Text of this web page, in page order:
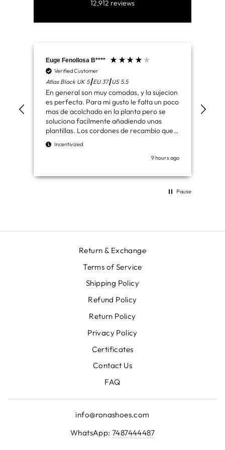
12,912 reviews
Euge Fenollosa B****
Verified Customer
Atlas Black UK 5┃EU 37┃US 5.5
En general son muy comodas, y la sujecion
es perfecta. Para mi gusto le falta un poco
mas de acolchado en la planta pero se
soluciona facilmente añadiendo unas
plantillas. Los cordones de recambio que
vienen son de agradecer. Muy buenas
botas
Incentivized
9 hours ago
Pause
Return & Exchange
Terms of Service
Shipping Policy
Refund Policy
Return Policy
Privacy Policy
Certificates
Contact Us
FAQ
info@ronashoes.com
WhatsApp: 7487444487